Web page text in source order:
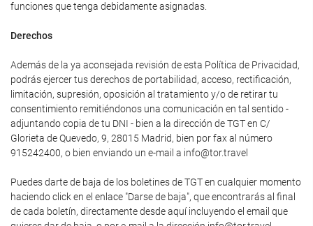
funciones que tenga debidamente asignadas.
Derechos
Además de la ya aconsejada revisión de esta Política de Privacidad,
podrás ejercer tus derechos de portabilidad, acceso, rectificación,
limitación, supresión, oposición al tratamiento y/o de retirar tu
consentimiento remitiéndonos una comunicación en tal sentido -
adjuntando copia de tu DNI - bien a la dirección de TGT en C/
Glorieta de Quevedo, 9, 28015 Madrid, bien por fax al número
915242400, o bien enviando un e-mail a info@tor.travel
Puedes darte de baja de los boletines de TGT en cualquier momento
haciendo click en el enlace "Darse de baja", que encontrarás al final
de cada boletín, directamente desde aquí incluyendo el email que